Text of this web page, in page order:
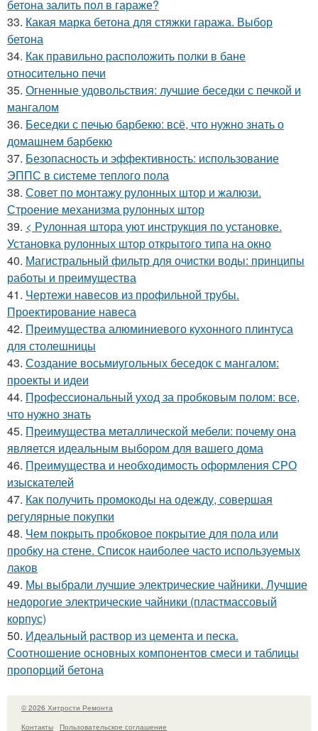
бетона залить пол в гараже?
33. Какая марка бетона для стяжки гаража. Выбор
бетона
34. Как правильно расположить полки в бане
относительно печи
35. Огненные удовольствия: лучшие беседки с печкой и
мангалом
36. Беседки с печью барбекю: всё, что нужно знать о
домашнем барбекю
37. Безопасность и эффективность: использование
ЭППС в системе теплого пола
38. Совет по монтажу рулонных штор и жалюзи.
Строение механизма рулонных штор
39. < Рулонная штора уют инструкция по установке.
Установка рулонных штор открытого типа на окно
40. Магистральный фильтр для очистки воды: принципы
работы и преимущества
41. Чертежи навесов из профильной трубы.
Проектирование навеса
42. Преимущества алюминиевого кухонного плинтуса
для столешницы
43. Создание восьмиугольных беседок с мангалом:
проекты и идеи
44. Профессиональный уход за пробковым полом: все,
что нужно знать
45. Преимущества металлической мебели: почему она
является идеальным выбором для вашего дома
46. Преимущества и необходимость оформления СРО
изыскателей
47. Как получить промокоды на одежду, совершая
регулярные покупки
48. Чем покрыть пробковое покрытие для пола или
пробку на стене. Список наиболее часто используемых
лаков
49. Мы выбрали лучшие электрические чайники. Лучшие
недорогие электрические чайники (пластмассовый
корпус)
50. Идеальный раствор из цемента и песка.
Соотношение основных компонентов смеси и таблицы
пропорций бетона
© 2026 Хитрости Ремонта
Контакты
Пользовательское соглашение